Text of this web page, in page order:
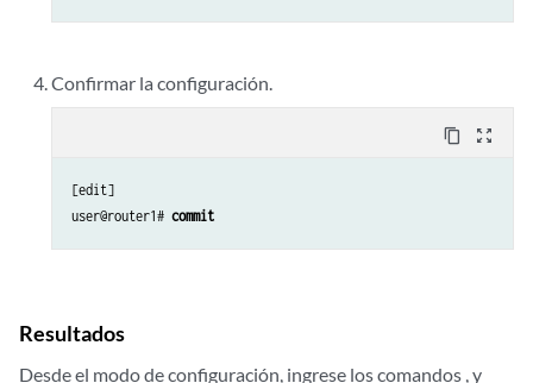
Confirmar la configuración.
content_copy zoom_out_map
[edit]
user@router1# commit
Resultados
Desde el modo de configuración, ingrese los comandos , y